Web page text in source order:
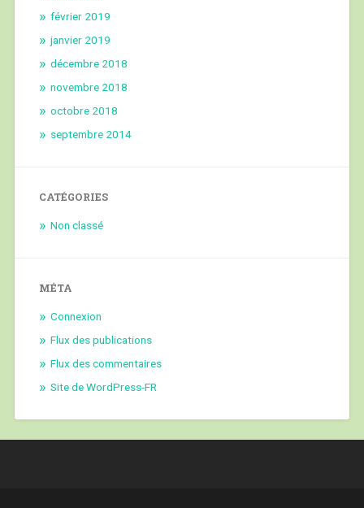
février 2019
janvier 2019
décembre 2018
novembre 2018
octobre 2018
septembre 2014
CATÉGORIES
Non classé
MÉTA
Connexion
Flux des publications
Flux des commentaires
Site de WordPress-FR